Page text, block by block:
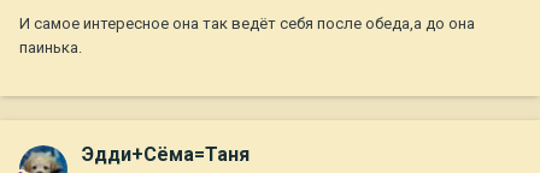
И самое интересное она так ведёт себя после обеда,а до она
паинька.
Эдди+Сёма=Таня